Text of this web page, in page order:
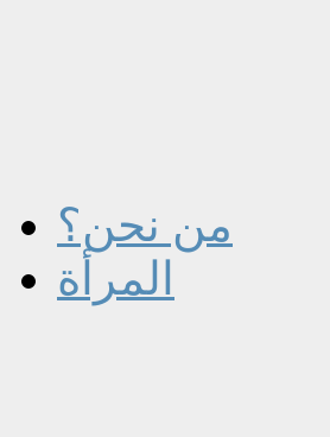
من نحن؟
المرأة